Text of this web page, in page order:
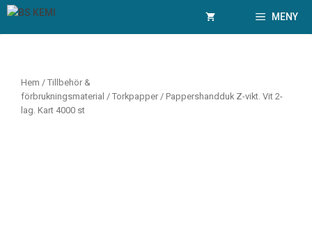
Hoppa
innehåll
MENY
Hem / Tillbehör &
förbrukningsmaterial / Torkpapper / Pappershandduk Z-vikt. Vit 2-
lag. Kart 4000 st